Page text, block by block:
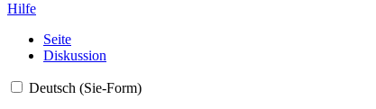
Hilfe
Seite
Diskussion
Deutsch (Sie-Form)